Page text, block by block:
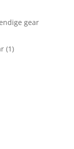
gear
(1)